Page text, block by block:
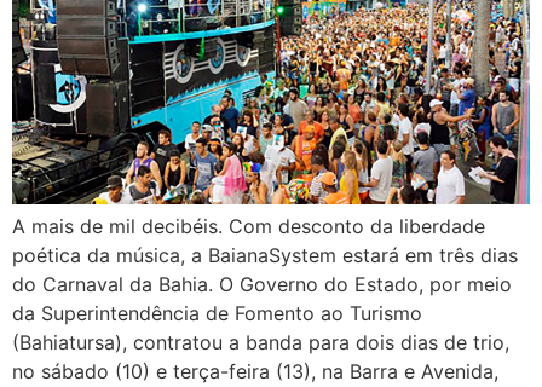
A mais de mil decibéis. Com desconto da liberdade
poética da música, a BaianaSystem estará em três dias
do Carnaval da Bahia. O Governo do Estado, por meio
da Superintendência de Fomento ao Turismo
(Bahiatursa), contratou a banda para dois dias de trio,
no sábado (10) e terça-feira (13), na Barra e Avenida,